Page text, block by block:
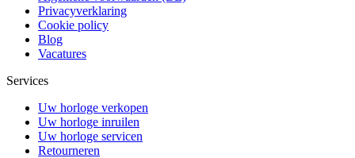
Privacyverklaring
Cookie policy
Blog
Vacatures
Services
Uw horloge verkopen
Uw horloge inruilen
Uw horloge servicen
Retourneren